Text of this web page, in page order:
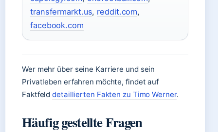
transfermarkt.us, reddit.com,
facebook.com
Wer mehr über seine Karriere und sein
Privatleben erfahren möchte, findet auf
Faktfelddetaillierten Fakten zu Timo Werner.
Häufig gestellte Fragen